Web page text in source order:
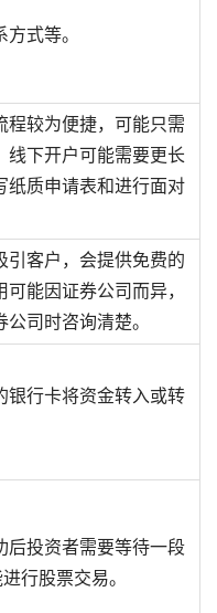
式等。
程较为便捷，可能只需
线下开户可能需要更长
纸质申请表和进行面对
引客户，会提供免费的
能因证券公司而异，
司时咨询清楚。
银行卡将资金转入或转
后投资者需要等待一段
行股票交易。